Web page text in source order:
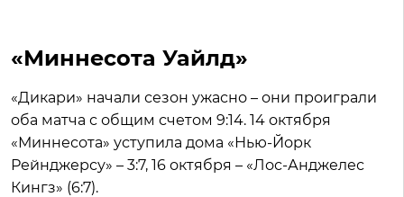
«Миннесота Уайлд»
«Дикари» начали сезон ужасно – они проиграли
оба матча с общим счетом 9:14. 14 октября
«Миннесота» уступила дома «Нью-Йорк
Рейнджерсу» – 3:7, 16 октября – «Лос-Анджелес
Кингз» (6:7).